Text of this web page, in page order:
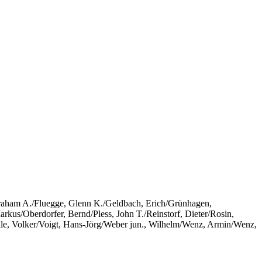
A./Fluegge, Glenn K./Geldbach, Erich/Grünhagen,
Oberdorfer, Bernd/Pless, John T./Reinstorf, Dieter/Rosin,
Volker/Voigt, Hans-Jörg/Weber jun., Wilhelm/Wenz, Armin/Wenz,